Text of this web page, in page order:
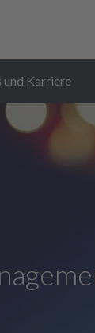
und Karriere